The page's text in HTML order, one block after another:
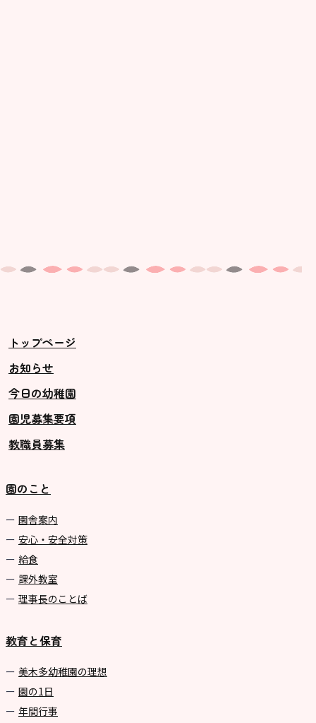
トップページ
お知らせ
今日の幼稚園
園児募集要項
教職員募集
園のこと
園舎案内
安心・安全対策
給食
課外教室
理事長のことば
教育と保育
美⽊多幼稚園の理想
園の1⽇
年間⾏事